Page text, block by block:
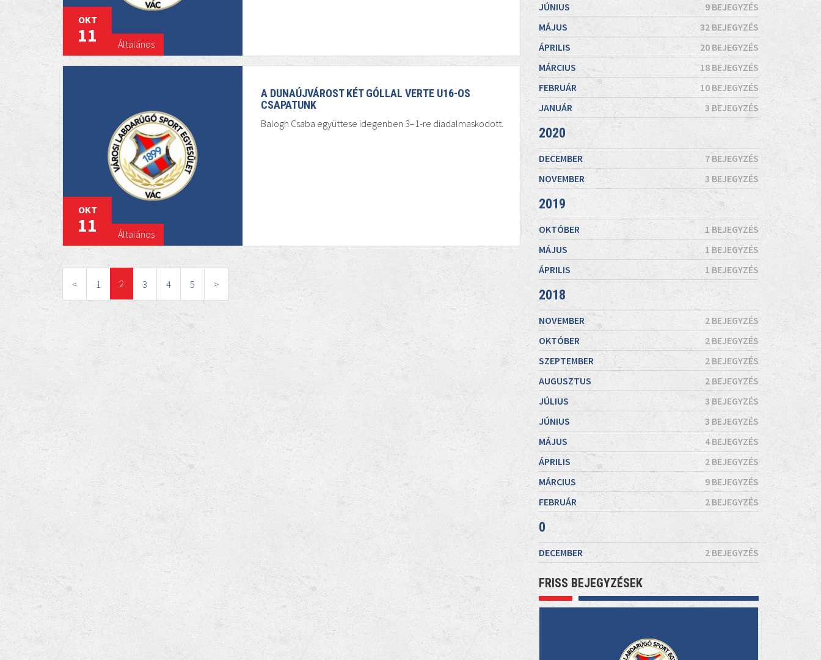
Általános
OKT
11
Általános
OKT
11
A DUNAÚJVÁROST KÉT GÓLLAL VERTE U16-OS
CSAPATUNK
Balogh Csaba együttese idegenben 3–1-re diadalmaskodott.
< 1 2 3 4 5 >
JÚNIUS
9 BEJEGYZÉS
MÁJUS
32 BEJEGYZÉS
ÁPRILIS
20 BEJEGYZÉS
MÁRCIUS
18 BEJEGYZÉS
FEBRUÁR
10 BEJEGYZÉS
JANUÁR
3 BEJEGYZÉS
2020
DECEMBER
7 BEJEGYZÉS
NOVEMBER
3 BEJEGYZÉS
2019
OKTÓBER
1 BEJEGYZÉS
MÁJUS
1 BEJEGYZÉS
ÁPRILIS
1 BEJEGYZÉS
2018
NOVEMBER
2 BEJEGYZÉS
OKTÓBER
2 BEJEGYZÉS
SZEPTEMBER
2 BEJEGYZÉS
AUGUSZTUS
2 BEJEGYZÉS
JÚLIUS
3 BEJEGYZÉS
JÚNIUS
3 BEJEGYZÉS
MÁJUS
4 BEJEGYZÉS
ÁPRILIS
2 BEJEGYZÉS
MÁRCIUS
9 BEJEGYZÉS
FEBRUÁR
2 BEJEGYZÉS
0
DECEMBER 2 BEJEGYZÉS
FRISS BEJEGYZÉSEK